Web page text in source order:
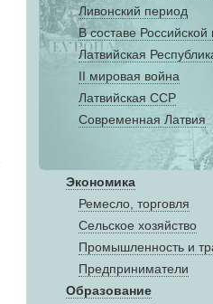
Ливонский период
В составе
Латвийская
II мировая война
Латвийская ССР
Современная Латвия
Экономика
Ремесло, торговля
Сельское хозяйство
Промышленность и
Предприниматели
Образование